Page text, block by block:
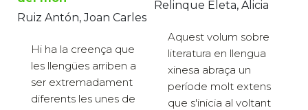
Ruiz Antón, Joan Carles
Hi ha la creença que
les llengües arriben a
ser extremadament
diferents les unes de
Relinque Eleta, Alicia
Aquest volum sobre
literatura en llengua
xinesa abraça un
període molt extens
que s'inicia al voltant